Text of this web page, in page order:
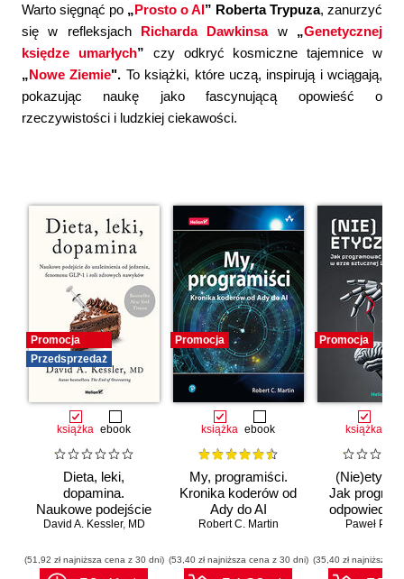
Warto sięgnąć po „Prosto o AI” Roberta Trypuza, zanurzyć
się w refleksjach Richarda Dawkinsaw „Genetycznej
księdze umarłych” czy odkryć kosmiczne tajemnice w
„Nowe Ziemie". To książki, które uczą, inspirują i wciągają,
pokazując naukę jako fascynującą opowieść o
rzeczywistości i ludzkiej ciekawości.
Promocja
Przedsprzedaż
książka ebook
Dieta, leki,
dopamina.
Naukowe podejście
do uzależnienia od
GLP-1 i roli
zdrowych nawyków
David A. Kessler, MD
(51,92 zł najniższa cena z 30 dni)
Promocja
książka ebook
My, programiści.
Kronika koderów od
Ady do AI
Robert C. Martin
(53,40 zł najniższa cena z 30 dni)
Promocja
książka
Jak
erze
Paweł
(35,40 zł najniższa